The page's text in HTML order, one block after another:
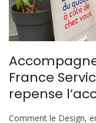
France
repense
Comment le Design,